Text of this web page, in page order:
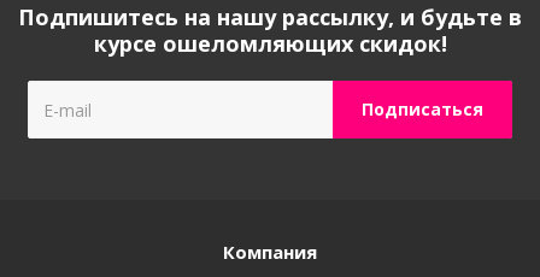
Подпишитесь на нашу рассылку, и будьте в
курсе ошеломляющих скидок!
Компания